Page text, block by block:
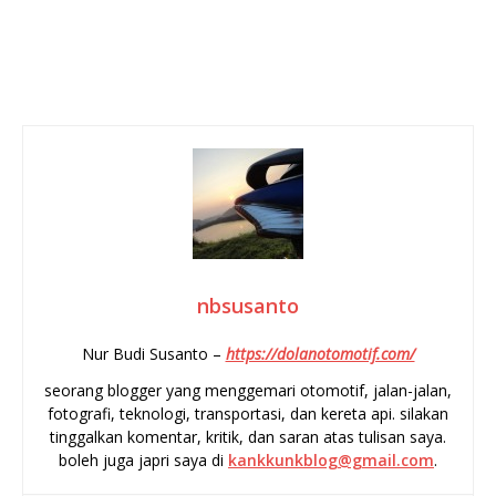
nbsusanto
Nur Budi Susanto – https://dolanotomotif.com/
seorang blogger yang menggemari otomotif, jalan-jalan,
fotografi, teknologi, transportasi, dan kereta api. silakan
tinggalkan komentar, kritik, dan saran atas tulisan saya.
boleh juga japri saya di kankkunkblog@gmail.com.